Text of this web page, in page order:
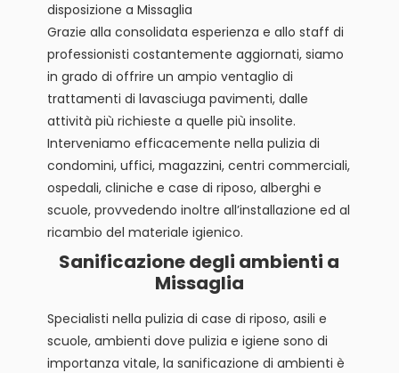
disposizione a Missaglia
Grazie alla consolidata esperienza e allo staff di
professionisti costantemente aggiornati, siamo
in grado di offrire un ampio ventaglio di
trattamenti di lavasciuga pavimenti, dalle
attività più richieste a quelle più insolite.
Interveniamo efficacemente nella pulizia di
condomini, uffici, magazzini, centri commerciali,
ospedali, cliniche e case di riposo, alberghi e
scuole, provvedendo inoltre all’installazione ed al
ricambio del materiale igienico.
Sanificazione degli ambienti a
Missaglia
Specialisti nella pulizia di case di riposo, asili e
scuole, ambienti dove pulizia e igiene sono di
importanza vitale, la sanificazione di ambienti è